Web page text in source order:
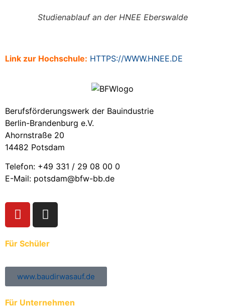
Studienablauf an der HNEE Eberswalde
Link zur Hochschule: HTTPS://WWW.HNEE.DE
Berufsförderungswerk der Bauindustrie
Berlin-Brandenburg e.V.
Ahornstraße 20
14482 Potsdam
Telefon: +49 331 / 29 08 00 0
E-Mail: potsdam@bfw-bb.de
Für Schüler
www.baudirwasauf.de
Für Unternehmen